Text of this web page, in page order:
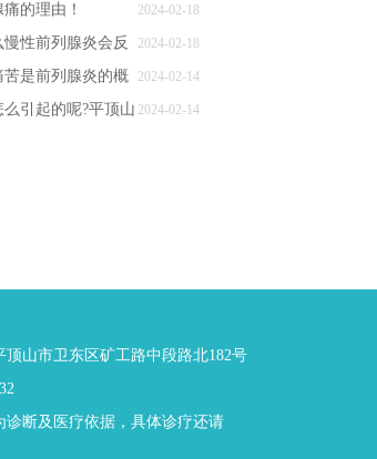
2024-02-18
的理由！
2024-02-18
性前列腺炎会反
2024-02-14
是前列腺炎的概
2024-02-14
引起的呢?平顶山
山市卫东区矿工路中段路北182号
断及医疗依据，具体诊疗还请